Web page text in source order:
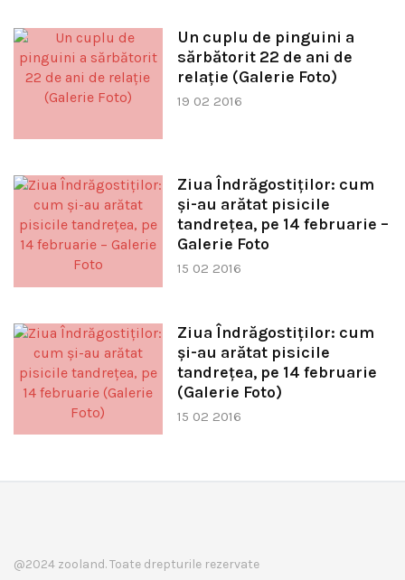
Un cuplu de pinguini a
sărbătorit 22 de ani de
relaţie (Galerie Foto)
19 02 2016
Ziua Îndrăgostiţilor: cum
şi-au arătat pisicile
tandreţea, pe 14 februarie –
Galerie Foto
15 02 2016
Ziua Îndrăgostiţilor: cum
şi-au arătat pisicile
tandreţea, pe 14 februarie
(Galerie Foto)
15 02 2016
@2024 zooland. Toate drepturile rezervate